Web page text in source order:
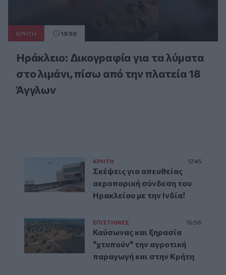
ΚΡΗΤΗ 19:59
Ηράκλειο: Δικογραφία για τα λύματα
στο λιμάνι, πίσω από την πλατεία 18
Άγγλων
ΚΡΗΤΗ 17:45
Σκέψεις για απευθείας
αεροπορική σύνδεση του
Ηρακλείου με την Ινδία!
ΕΠΙΣΤΗΜΕΣ 16:56
Καύσωνας και ξηρασία
"χτυπούν" την αγροτική
παραγωγή και στην Κρήτη